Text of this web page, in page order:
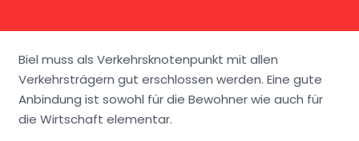
Biel muss als Verkehrsknotenpunkt mit allen
Verkehrsträgern gut erschlossen werden. Eine gute
Anbindung ist sowohl für die Bewohner wie auch für
die Wirtschaft elementar.